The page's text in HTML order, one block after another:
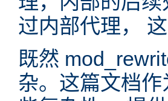
过内部代理，
既然
杂。这篇文档作